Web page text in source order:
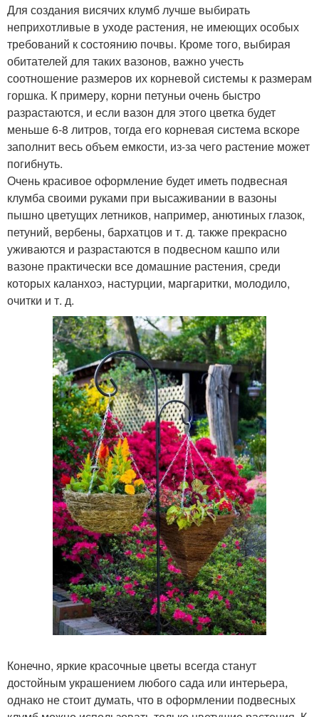
Для создания висячих клумб лучше выбирать
неприхотливые в уходе растения, не имеющих особых
требований к состоянию почвы. Кроме того, выбирая
обитателей для таких вазонов, важно учесть
соотношение размеров их корневой системы к размерам
горшка. К примеру, корни петуньи очень быстро
разрастаются, и если вазон для этого цветка будет
меньше 6-8 литров, тогда его корневая система вскоре
заполнит весь объем емкости, из-за чего растение может
погибнуть.
Очень красивое оформление будет иметь подвесная
клумба своими руками при высаживании в вазоны
пышно цветущих летников, например, анютиных глазок,
петуний, вербены, бархатцов и т. д. также прекрасно
уживаются и разрастаются в подвесном кашпо или
вазоне практически все домашние растения, среди
которых каланхоэ, настурции, маргаритки, молодило,
очитки и т. д.
Конечно, яркие красочные цветы всегда станут
достойным украшением любого сада или интерьера,
однако не стоит думать, что в оформлении подвесных